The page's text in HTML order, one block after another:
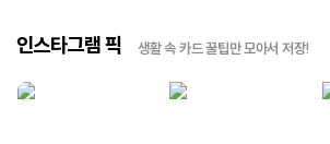
인스타그램 픽 생활 속 카드 꿀팁만 모아서 저장!